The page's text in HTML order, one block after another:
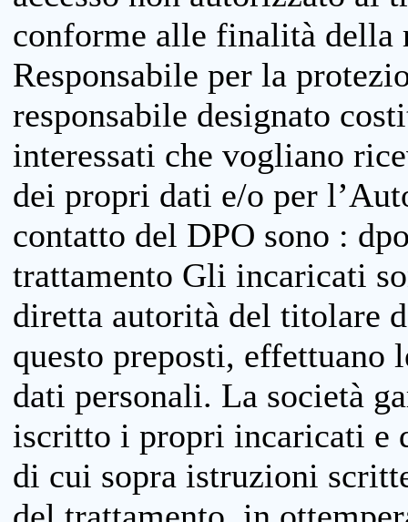
conforme alle finalità della
Responsabile per la
responsabile designato
interessati che vogliano
dei propri dati e/o per
contatto del DPO sono :
trattamento Gli incaricati
diretta autorità del titolare
questo preposti, effettuano
dati personali. La società
iscritto i propri incaricati e
di cui sopra istruzioni